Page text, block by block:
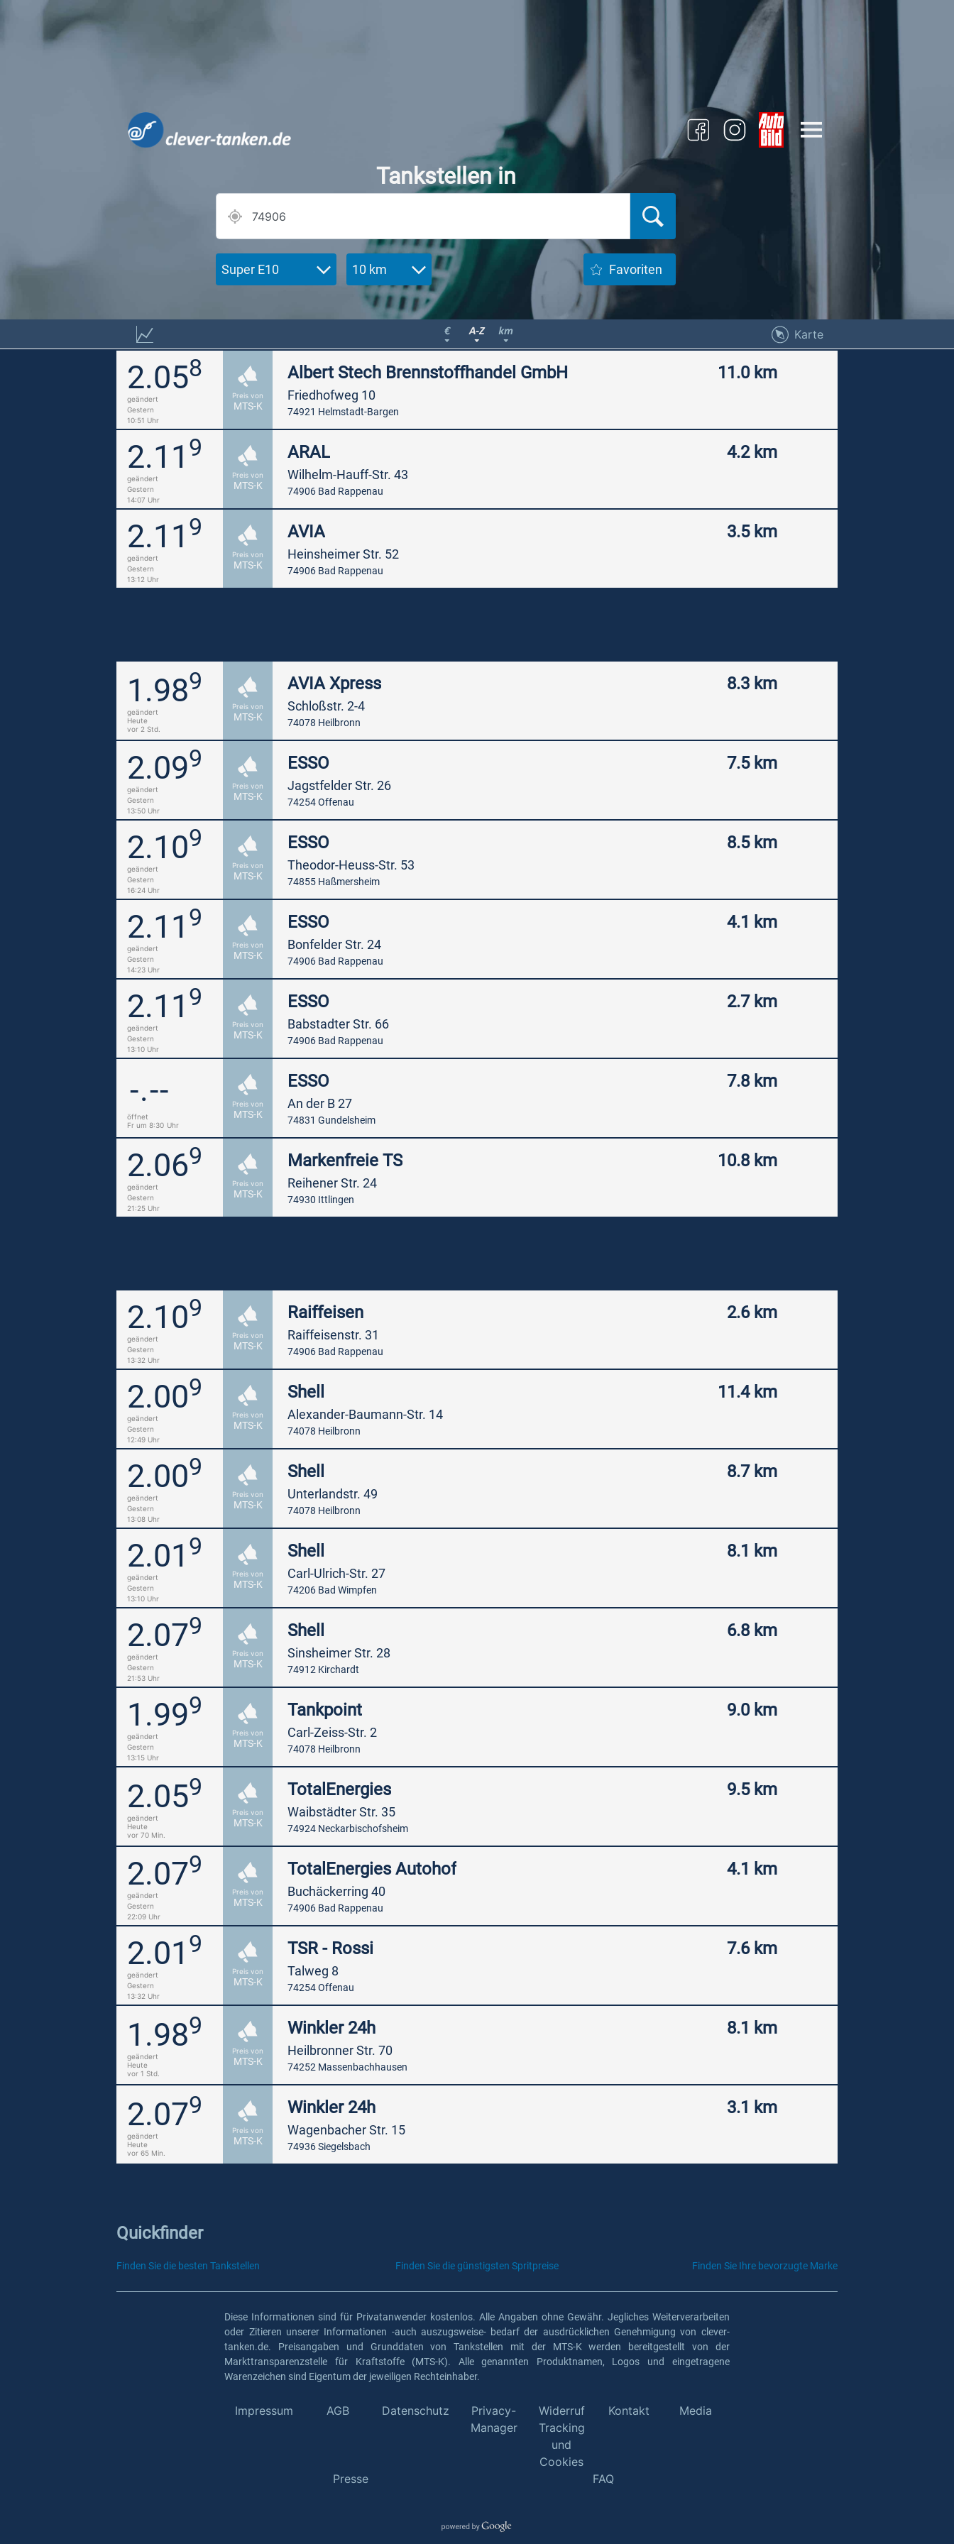
Tankstellen in
Super E10 10 km Favoriten
Karte
2.058
geändert
Gestern
10:51 Uhr
Preis von
MTS-K
Albert Stech Brennstoffhandel GmbH 11.0 km
Friedhofweg 10
74921 Helmstadt-Bargen
2.11 9
geändert
Gestern
14:07 Uhr
Preis von
MTS-K
ARAL 4.2 km
Wilhelm-Hauff-Str. 43
74906 Bad Rappenau
2.11 9
geändert
Gestern
13:12 Uhr
Preis von
MTS-K
AVIA 3.5 km
Heinsheimer Str. 52
74906 Bad Rappenau
1.989
geändert
Heute
vor 2 Std.
Preis von
MTS-K
AVIA Xpress 8.3 km
Schloßstr. 2-4
74078 Heilbronn
2.099
geändert
Gestern
13:50 Uhr
Preis von
MTS-K
ESSO 7.5 km
Jagstfelder Str. 26
74254 Offenau
2.109
geändert
Gestern
16:24 Uhr
Preis von
MTS-K
ESSO 8.5 km
Theodor-Heuss-Str. 53
74855 Haßmersheim
2.11 9
geändert
Gestern
14:23 Uhr
Preis von
MTS-K
ESSO 4.1 km
Bonfelder Str. 24
74906 Bad Rappenau
2.11 9
geändert
Gestern
13:10 Uhr
Preis von
MTS-K
ESSO 2.7 km
Babstadter Str. 66
74906 Bad Rappenau
-.--
öffnet
Fr um 8:30 Uhr
Preis von
MTS-K
ESSO 7.8 km
An der B 27
74831 Gundelsheim
2.069
geändert
Gestern
21:25 Uhr
Preis von
MTS-K
Markenfreie TS 10.8 km
Reihener Str. 24
74930 Ittlingen
2.109
geändert
Gestern
13:32 Uhr
Preis von
MTS-K
Raiffeisen 2.6 km
Raiffeisenstr. 31
74906 Bad Rappenau
2.009
geändert
Gestern
12:49 Uhr
Preis von
MTS-K
Shell 11.4 km
Alexander-Baumann-Str. 14
74078 Heilbronn
2.009
geändert
Gestern
13:08 Uhr
Preis von
MTS-K
Shell 8.7 km
Unterlandstr. 49
74078 Heilbronn
2.01 9
geändert
Gestern
13:10 Uhr
Preis von
MTS-K
Shell 8.1 km
Carl-Ulrich-Str. 27
74206 Bad Wimpfen
2.079
geändert
Gestern
21:53 Uhr
Preis von
MTS-K
Shell 6.8 km
Sinsheimer Str. 28
74912 Kirchardt
1.999
geändert
Gestern
13:15 Uhr
Preis von
MTS-K
Tankpoint 9.0 km
Carl-Zeiss-Str. 2
74078 Heilbronn
2.059
geändert
Heute
vor 70 Min.
Preis von
MTS-K
TotalEnergies 9.5 km
Waibstädter Str. 35
74924 Neckarbischofsheim
2.079
geändert
Gestern
22:09 Uhr
Preis von
MTS-K
TotalEnergies Autohof 4.1 km
Buchäckerring 40
74906 Bad Rappenau
2.01 9
geändert
Gestern
13:32 Uhr
Preis von
MTS-K
TSR - Rossi 7.6 km
Talweg 8
74254 Offenau
1.989
geändert
Heute
vor 1 Std.
Preis von
MTS-K
Winkler 24h 8.1 km
Heilbronner Str. 70
74252 Massenbachhausen
2.079
geändert
Heute
vor 65 Min.
Preis von
MTS-K
Winkler 24h 3.1 km
Wagenbacher Str. 15
74936 Siegelsbach
Quickfinder
Finden Sie die besten Tankstellen Finden Sie die günstigsten Spritpreise Finden Sie Ihre bevorzugte Marke
Diese Informationen sind für Privatanwender kostenlos. Alle Angaben ohne Gewähr. Jegliches Weiterverarbeiten
oder Zitieren unserer Informationen -auch auszugsweise- bedarf der ausdrücklichen Genehmigung von clever-
tanken.de. Preisangaben und Grunddaten von Tankstellen mit der MTS-K werden bereitgestellt von der
Markttransparenzstelle für Kraftstoffe (MTS-K). Alle genannten Produktnamen, Logos und eingetragene
Warenzeichen sind Eigentum der jeweiligen Rechteinhaber.
Impressum AGB Datenschutz
Privacy-
Manager
Widerruf
Tracking
und
Cookies
Kontakt Media
Presse FAQ